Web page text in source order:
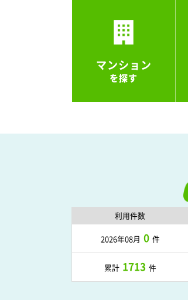
マンション
を探す
利用件数
2026年08月 0 件
累計 1713 件